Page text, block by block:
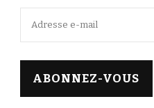
mail
ABONNEZ-VOUS